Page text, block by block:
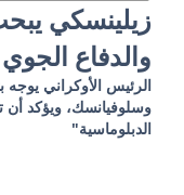
زيلينسكي
والدفاع
الرئيس الأوكراني يوجه
وسلوفيانسك، ويؤكد أن
الدبلوماسية"